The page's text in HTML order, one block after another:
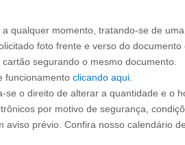
a qualquer momento, tratando-se de
foto frente e verso do documento
segurando o mesmo documento.
funcionamento clicando aqui
se o direito de alterar a quantidade e o
por motivo de segurança,
aviso prévio. Confira nosso calendário de